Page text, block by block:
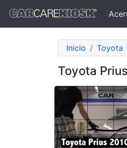
Inicio Toyota
Toyota